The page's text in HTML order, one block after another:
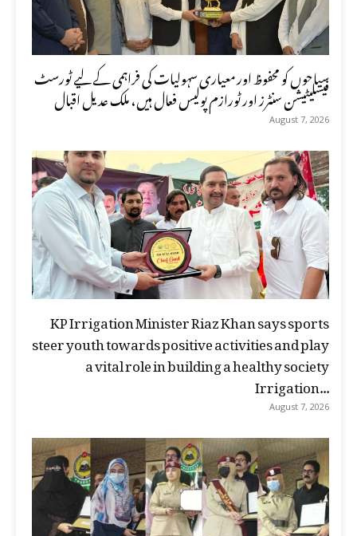
سیاحوں کو محفوظ اور معیاری سہولیات کی فراہمی کے لیے ٹورسٹ
فیسلیٹیشن سنٹرز اور ٹورازم پولیس فعال ہیں، ملک عدیل اقبال
August 7, 2026
KP Irrigation Minister Riaz Khan says sports
steer youth towards positive activities and play
a vital role in building a healthy society
Irrigation...
August 7, 2026